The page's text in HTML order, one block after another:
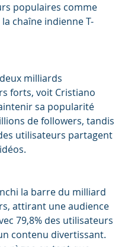
populaires comme
chaîne indienne T-
milliards
forts, voit Cristiano
sa popularité
de followers, tandis
utilisateurs partagent
la barre du milliard
attirant une audience
79,8% des utilisateurs
contenu divertissant.